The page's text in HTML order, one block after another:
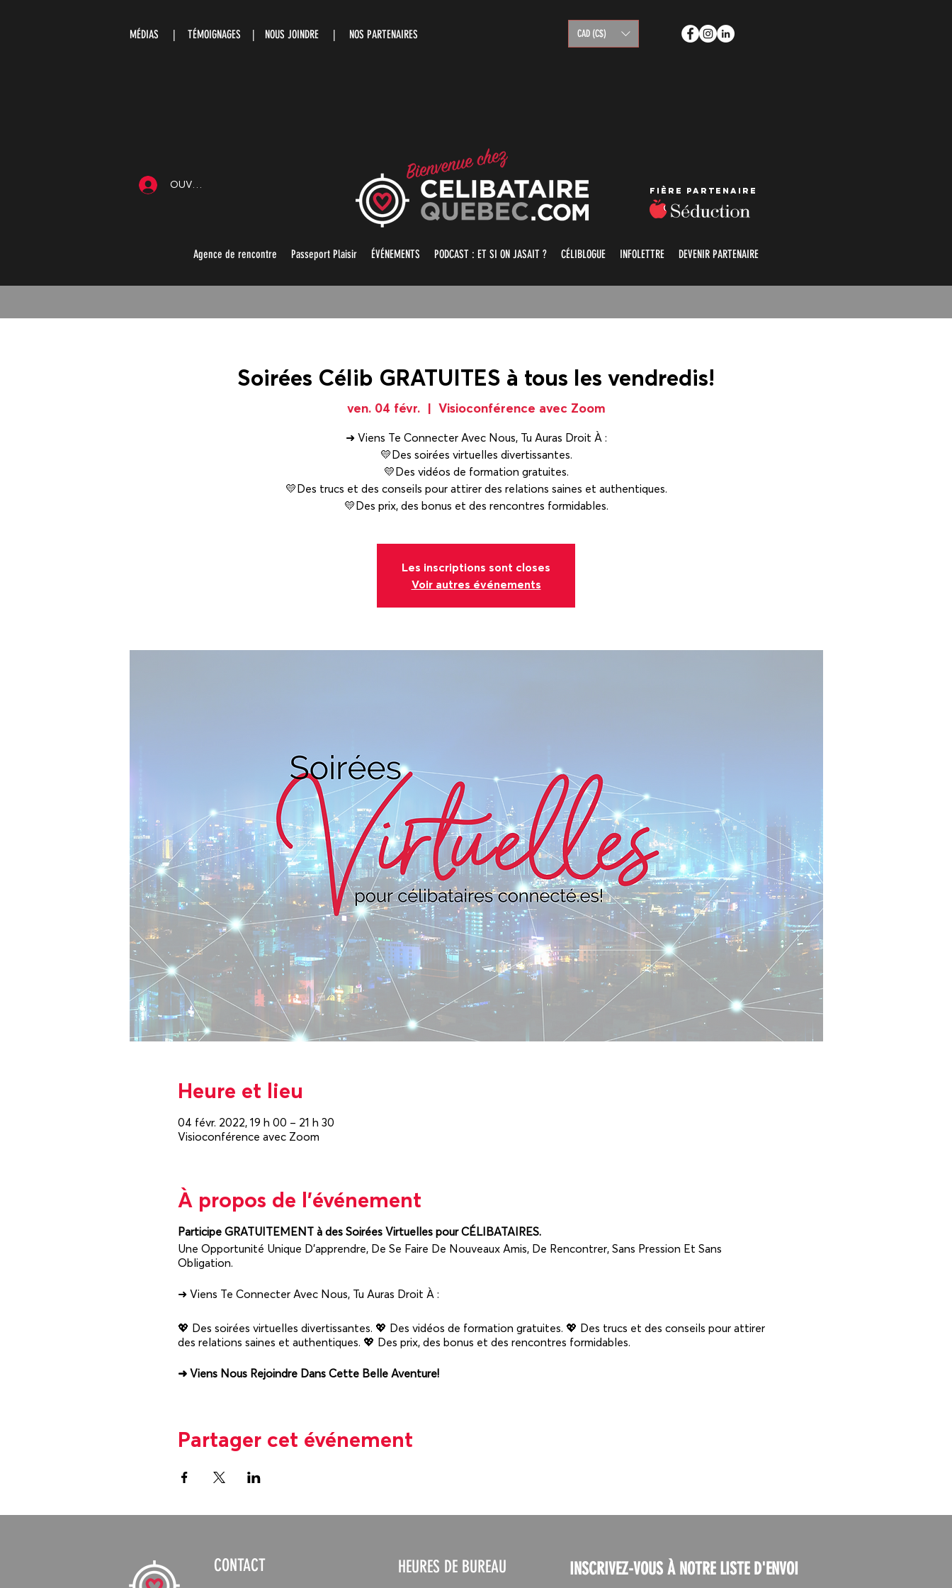
MÉDIAS | TÉMOIGNAGES | NOUS JOINDRE | NOS PARTENAIRES CAD (C$)
OUVRIR UNE SESSION Fière partenaire
Agence de rencontre Passeport Plaisir ÉVÉNEMENTS PODCAST : ET SI ON JASAIT ? CÉLIBLOGUE INFOLETTRE DEVENIR PARTENAIRE
Soirées Célib GRATUITES à tous les vendredis!
ven. 04 févr.
  |
Visioconférence avec Zoom
➜ Viens Te Connecter Avec Nous, Tu Auras Droit À :
💛Des soirées virtuelles divertissantes.
💛Des vidéos de formation gratuites.
💛Des trucs et des conseils pour attirer des relations saines et authentiques.
💛Des prix, des bonus et des rencontres formidables.
Les inscriptions sont closes
Voir autres événements
Heure et lieu
04 févr. 2022, 19 h 00 – 21 h 30
Visioconférence avec Zoom
À propos de l'événement
Participe GRATUITEMENT à des Soirées Virtuelles pour CÉLIBATAIRES.
Une Opportunité Unique D'apprendre, De Se Faire De Nouveaux Amis, De Rencontrer, Sans Pression Et Sans
Obligation.
➜ Viens Te Connecter Avec Nous, Tu Auras Droit À :
💖 Des soirées virtuelles divertissantes. 💖 Des vidéos de formation gratuites. 💖 Des trucs et des conseils pour attirer
des relations saines et authentiques. 💖 Des prix, des bonus et des rencontres formidables.
➜ Viens Nous Rejoindre Dans Cette Belle Aventure!
une soirée dynamique, conviviale autour d’échanges enrichissants dans le but de créer des connexions entre des
célibataires.
POURQUOI ?
Une fois inscrit...
Partager cet événement
CONTACT HEURES DE BUREAU INSCRIVEZ-VOUS À NOTRE LISTE D'ENVOI